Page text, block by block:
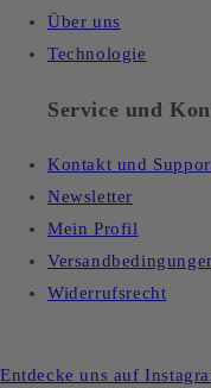
Über uns
Technologie
Service und
Kontakt und
Newsletter
Mein Profil
Widerrufsrecht
Entdecke uns auf